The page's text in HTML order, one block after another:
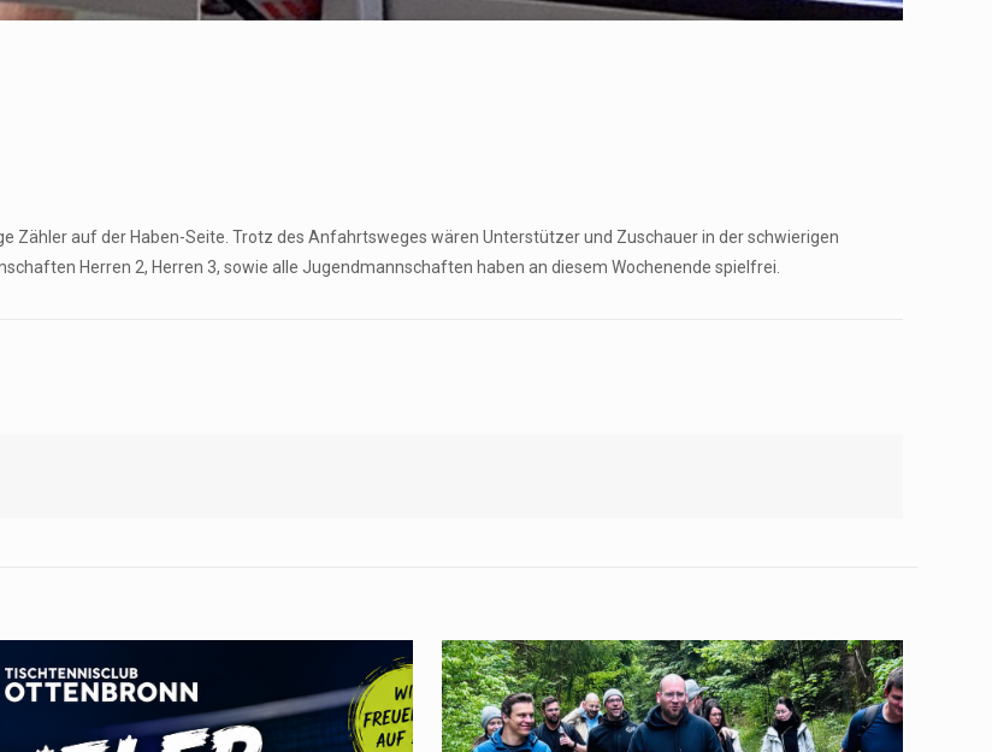
Zähler auf der Haben-Seite. Trotz des Anfahrtsweges wären Unterstützer und Zuschauer in der schwierigen
Herren 2, Herren 3, sowie alle Jugendmannschaften haben an diesem Wochenende spielfrei.